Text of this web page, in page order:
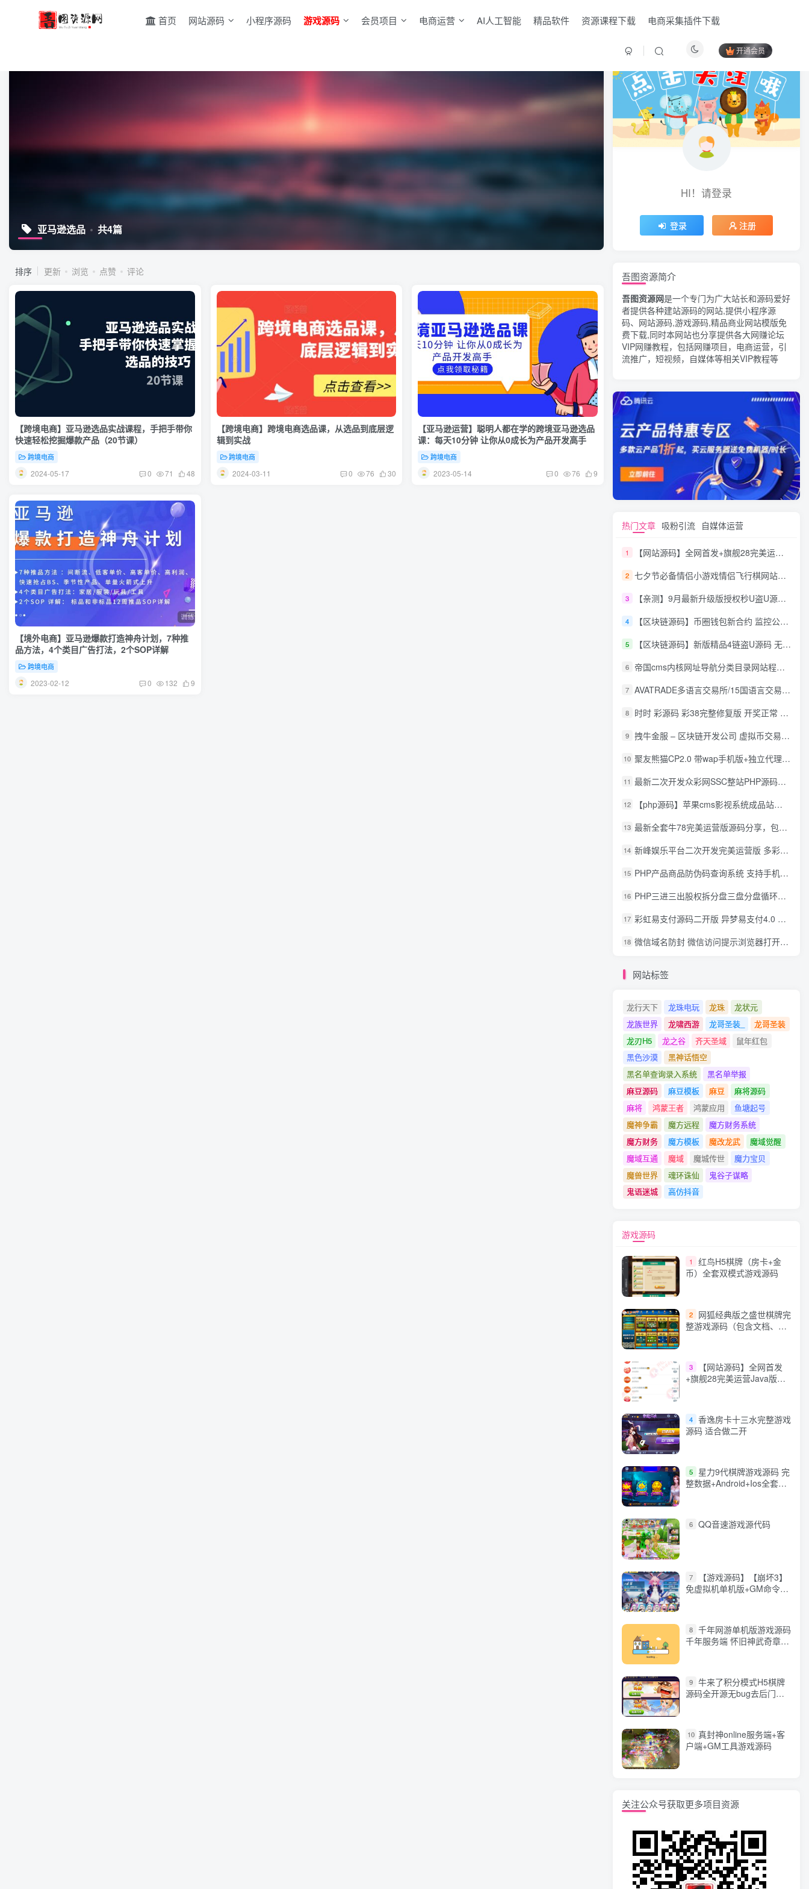
首页 网站源码 小程序源码 游戏源码 会员项目 电商运营 AI人工智能 精品软件 资源课程下载 电商采集插件下载
开通会员
亚马逊选品 共4篇
排序 更新 浏览 点赞 评论
【跨境电商】亚马逊选品实战课程，手把手带你
快速轻松挖掘爆款产品（20节课）
跨境电商
2024-05-17 0 71 48
【跨境电商】跨境电商选品课，从选品到底层逻
辑到实战
跨境电商
2024-03-11 0 76 30
【亚马逊运营】聪明人都在学的跨境亚马逊选品
课：每天10分钟 让你从0成长为产品开发高手
跨境电商
2023-05-14 0 76 9
【境外电商】亚马逊爆款打造神舟计划，​7种推
品方法，4个类目广告打法，2个SOP详解
跨境电商
2023-02-12 0 132 9
HI！请登录
登录 注册
HI！请登录
登录 注册
吾图资源简介
吾图资源网是一个专门为广大站长和源码爱好
者提供各种建站源码的网站,提供小程序源
码、网站源码,游戏源码,精品商业网站模版免
费下载,同时本网站也分享提供各大网赚论坛
VIP网赚教程，包括网赚项目，电商运营，引
流推广，短视频，自媒体等相关VIP教程等
热门文章 吸粉引流 自媒体运营
1 【网站源码】全网首发+旗舰28完美运营Java版高仿28圈+彩种丰富+机器人+眯牌
2 七夕节必备情侣小游戏情侣飞行棋网站源码
3 【亲测】9月最新升级版授权秒U盗U源码/四链盗U源码/自带提币接口
4 【区块链源码】币圈钱包新合约 监控公链转账地址 尾数模拟转账数据生成 0 U攻击带安装说明
5 【区块链源码】新版精品4链盗U源码 无限开代理模式 后台 代理数据可看 包含搭建教程
6 帝国cms内核网址导航分类目录网站程序源码
7 AVATRADE多语言交易所/15国语言交易所/合约交易/期权交易/币币交易/申购/矿机/风控/前端wap/pc纯源码/带搭建教程
8 时时 彩源码 彩38完整修复版 开奖正常 带手机wap
9 拽牛金服 – 区块链开发公司 虚拟币交易系统 虚拟币交易平台开发 虚拟币ico众
10 聚友熊猫CP2.0 带wap手机版+独立代理后台+整站打包全开源
11 最新二次开发众彩网SSC整站PHP源码+WAP手机版+KJ采集器+集成云端在线充值
12 【php源码】苹果cms影视系统成品站打包+电影先生6.1.1模板优化版+15W+数据
13 最新全套牛78完美运营版源码分享，包含了资源组件+脚本程序
14 新峰娱乐平台二次开发完美运营版 多彩种多玩法 代理分红+积分兑换
15 PHP产品商品防伪码查询系统 支持手机防假验证网站建设 防伪码自动生成 批量导入
16 PHP三进三出股权拆分盘三盘分盘循环拆分系统源码
17 彩虹易支付源码二开版 异梦易支付4.0 可对接官方/易支付/码支付 去除后门 美化用户中心
18 微信域名防封 微信访问提示浏览器打开 非微信访问直接打开预防域名被封域名被封包换服务
网站标签
龙行天下 龙珠电玩 龙珠
龙状元
龙族世界
龙啸西游 龙哥圣装_
龙哥圣装
龙刃H5
龙之谷 齐天圣域
鼠年红包
黑色沙漠
黑神话悟空
黑名单查询录入系统
黑名单举报
麻豆源码
麻豆模板 麻豆
麻将源码
麻将
鸿蒙王者 鸿蒙应用
鱼塘起号
魔神争霸
魔方远程
魔方财务系统
魔方财务
魔方模板 魔改龙武
魔域觉醒
魔域互通
魔域 魔城传世
魔力宝贝
魔兽世界
魂环诛仙
鬼谷子谋略
鬼语迷城
高仿抖音
游戏源码
1
红鸟H5棋牌（房卡+金
币）全套双模式游戏源码
2
网狐经典版之盛世棋牌完
整游戏源码（包含文档、架
3
【网站源码】全网首发
+旗舰28完美运营Java版高
4 香逸房卡十三水完整游戏
源码 适合做二开
5
星力9代棋牌游戏源码 完
整数据+Android+Ios全套
6 QQ音速游戏源代码
7
【游戏源码】【崩坏3】
免虚拟机单机版+GM命令
8 千年网游单机版游戏源码
千年服务端 怀旧神武奇章一
9 牛来了积分模式H5棋牌
源码全开源无bug去后门无
10 真封神online服务端+客
户端+GM工具游戏源码
关注公众号获取更多项目资源